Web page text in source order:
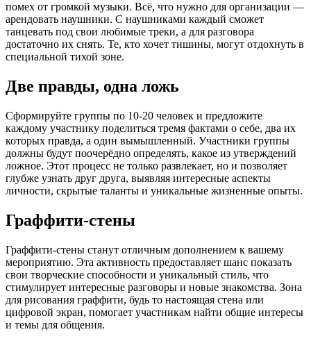
помех от громкой музыки. Всё, что нужно для организации —
арендовать наушники. С наушниками каждый сможет
танцевать под свои любимые треки, а для разговора
достаточно их снять. Те, кто хочет тишины, могут отдохнуть в
специальной тихой зоне.
Две правды, одна ложь
Сформируйте группы по 10-20 человек и предложите
каждому участнику поделиться тремя фактами о себе, два их
которых правда, а один вымышленный. Участники группы
должны будут поочерёдно определять, какое из утверждений
ложное. Этот процесс не только развлекает, но и позволяет
глубже узнать друг друга, выявляя интересные аспекты
личности, скрытые таланты и уникальные жизненные опыты.
Граффити-стены
Граффити-стены станут отличным дополнением к вашему
мероприятию. Эта активность предоставляет шанс показать
свои творческие способности и уникальный стиль, что
стимулирует интересные разговоры и новые знакомства. Зона
для рисования граффити, будь то настоящая стена или
цифровой экран, помогает участникам найти общие интересы
и темы для общения.